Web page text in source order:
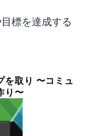
標を達成する
を取り 〜コミュ
り〜